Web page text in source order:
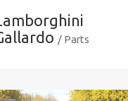
/ Parts